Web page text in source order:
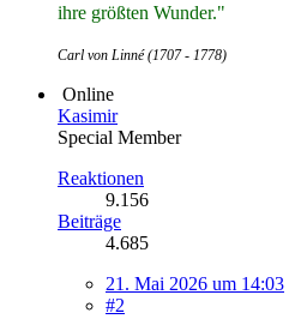
ihre größten Wunder."
Carl von Linné (1707 - 1778)
Online
Kasimir
Special Member
Reaktionen
9.156
Beiträge
4.685
21. Mai 2026 um 14:03
#2